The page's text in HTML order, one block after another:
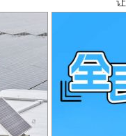
走